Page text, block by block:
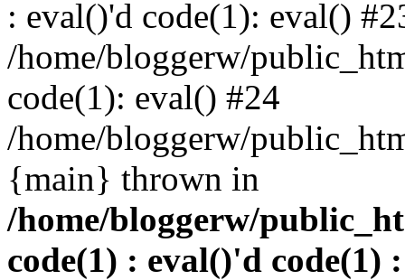
: eval()'d code(1): eval()
/home/bloggerw/
code(1): eval() #24
/home/bloggerw/
{main} thrown in
/home/bloggerw/
code(1) : eval()'d code(1)